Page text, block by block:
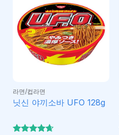
라면/컵라면
닛신 야끼소바 UFO 128g